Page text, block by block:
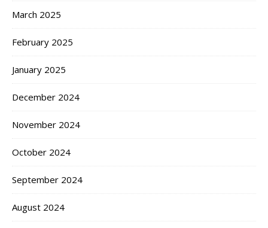
March 2025
February 2025
January 2025
December 2024
November 2024
October 2024
September 2024
August 2024